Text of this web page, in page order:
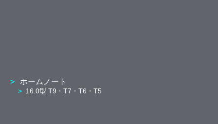
ホームノート
16.0型 T9・T7・T6・T5